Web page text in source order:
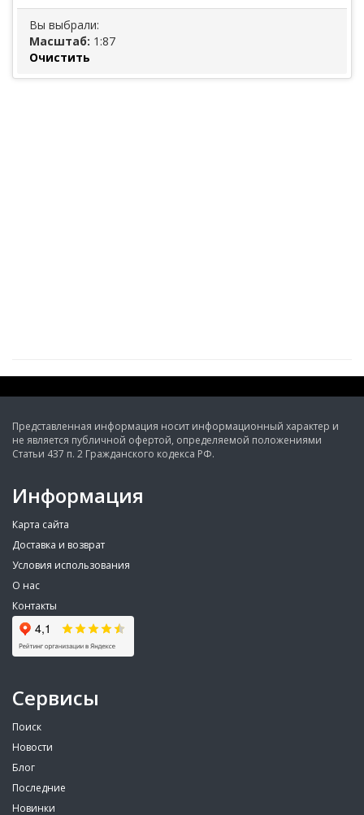
Вы выбрали:
Масштаб: 1:87
Очистить
Представленная информация носит информационный характер и
не является публичной офертой, определяемой положениями
Статьи 437 п. 2 Гражданского кодекса РФ.
Информация
Карта сайта
Доставка и возврат
Условия использования
О нас
Контакты
Сервисы
Поиск
Новости
Блог
Последние
Новинки